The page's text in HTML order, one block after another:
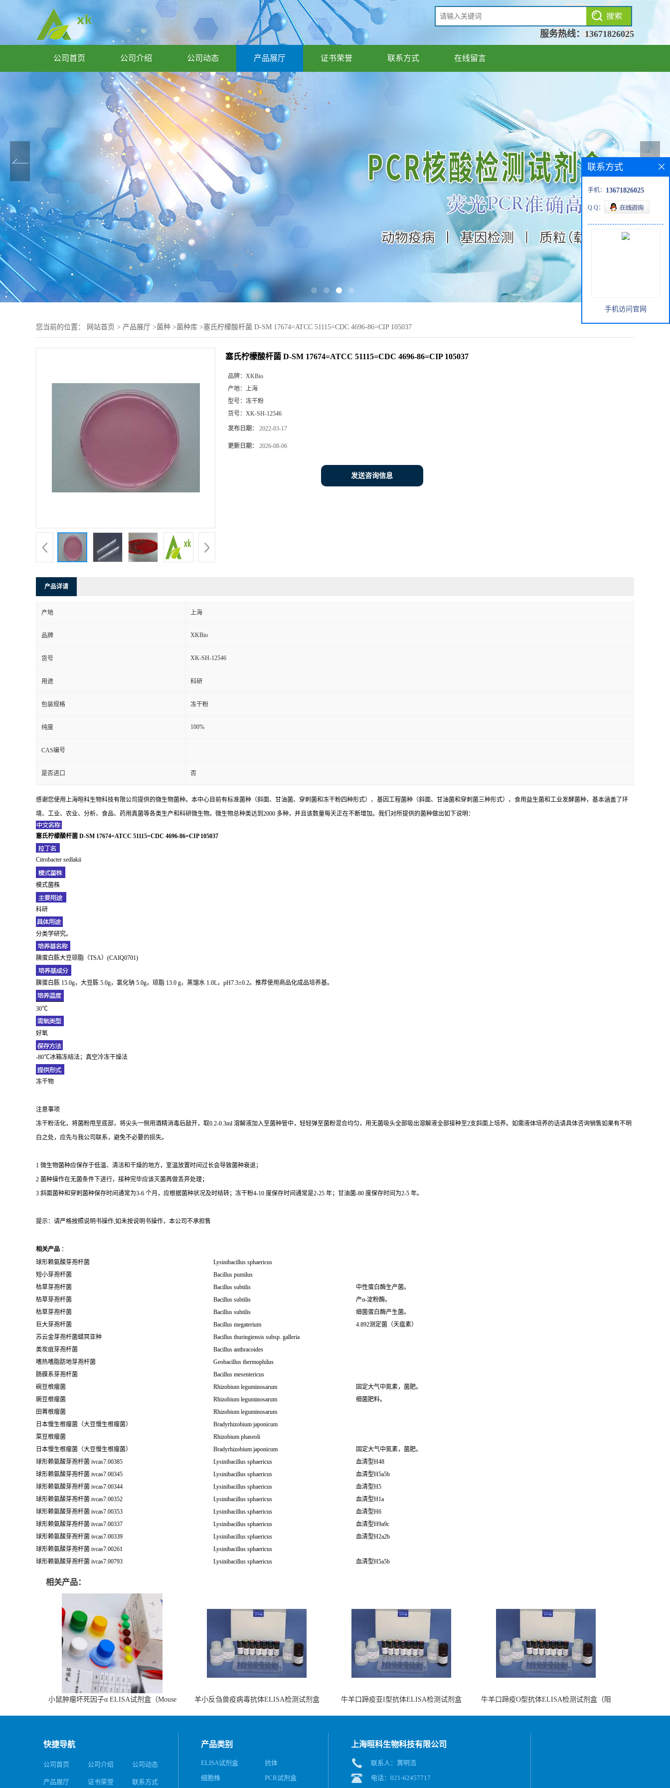
服务热线：13671826025
公司首页 公司介绍 公司动态 产品展厅 证书荣誉 联系方式 在线留言
您当前的位置： 网站首页 > 产品展厅 >菌种 >菌种库 >塞氏柠檬酸杆菌 D-SM 17674=ATCC 51115=CDC 4696-86=CIP 105037
塞氏柠檬酸杆菌 D-SM 17674=ATCC 51115=CDC 4696-86=CIP 105037
品牌： XKBio
产地： 上海
型号： 冻干粉
货号： XK-SH-12546
发布日期： 2022-03-17
更新日期： 2026-08-06
发送咨询信息
产品详请
产地 上海
品牌 XKBio
货号 XK-SH-12546
用途 科研
包装规格 冻干粉
纯度 100%
CAS编号
是否进口 否
感谢您使用上海晅科生物科技有限公司提供的微生物菌种。本中心目前有标准菌种（斜面、甘油菌、穿刺菌和冻干粉四种形式）、基因工程菌种（斜面、甘油菌和穿刺菌三种形式）、食用益生菌和工业发酵菌种，基本涵盖了环
境、工业、农业、分析、食品、药用真菌等各类生产和科研微生物。微生物总种类达到2000 多种，并且该数量每天正在不断增加。我们对所提供的菌种做出如下说明：
塞氏柠檬酸杆菌 D-SM 17674=ATCC 51115=CDC 4696-86=CIP 105037
Citrobacter sedlakii
模式菌株
科研
分类学研究。
胰蛋白胨大豆琼脂（TSA）(CAIQ0701)
胰蛋白胨 15.0g，大豆胨 5.0g，氯化钠 5.0g，琼脂 13.0 g，蒸馏水 1.0L，pH7.3±0.2。推荐使用商品化成品培养基。
30℃
好氧
-80℃冰箱冻结法；真空冷冻干燥法
冻干物
注意事项
冻干粉活化，将菌粉甩至底部，将尖头一侧用酒精消毒后敲开，取0.2-0.3ml 溶解液加入至菌种管中，轻轻弹至菌粉混合均匀，用无菌吸头全部吸出溶解液全部接种至2支斜面上培养。如需液体培养的话请具体咨询销售如果有不明
白之处，应先与我公司联系，避免不必要的损失。
1 微生物菌种应保存于低温、清洁和干燥的地方，室温放置时间过长会导致菌种衰退；
2 菌种操作在无菌条件下进行，接种完毕应该灭菌再做丢弃处理；
3 斜面菌种和穿刺菌种保存时间通常为3-6 个月，应根据菌种状况及时结转；冻干粉4-10 度保存时间通常是2-25 年；甘油菌-80 度保存时间为2-5 年。
提示：请严格按照说明书操作,如未按说明书操作，本公司不承担售
相关产品 ：
球形赖氨酸芽孢杆菌
Lysinibacillus sphaericus
短小芽孢杆菌
Bacillus pumilus
枯草芽孢杆菌
Bacillus subtilis
中性蛋白酶生产菌。
枯草芽孢杆菌
Bacillus subtilis
产α-淀粉酶。
枯草芽孢杆菌
Bacillus subtilis
细菌蛋白酶产生菌。
巨大芽孢杆菌
Bacillus megaterium
4.892测定菌（天瘟素）
苏云金芽孢杆菌蜡冥亚种
Bacillus thuringiensis subsp. galleria
类炭疽芽孢杆菌
Bacillus anthracoides
嗜热嗜脂肪地芽孢杆菌
Geobacillus thermophilus
肠膜系芽孢杆菌
Bacillus mesentericus
碗豆根瘤菌
Rhizobium leguminosarum
固定大气中氮素，菌肥。
豌豆根瘤菌
Rhizobium leguminosarum
细菌肥料。
田菁根瘤菌
Rhizobium leguminosarum
日本慢生根瘤菌（大豆慢生根瘤菌）
Bradyrhizobium japonicum
菜豆根瘤菌
Rhizobium phaseoli
日本慢生根瘤菌（大豆慢生根瘤菌）
Bradyrhizobium japonicum
固定大气中氮素，菌肥。
球形赖氨酸芽孢杆菌 ivcas7.00385
Lysinibacillus sphaericus
血清型H48
球形赖氨酸芽孢杆菌 ivcas7.00345
Lysinibacillus sphaericus
血清型H5a5b
球形赖氨酸芽孢杆菌 ivcas7.00344
Lysinibacillus sphaericus
血清型H5
球形赖氨酸芽孢杆菌 ivcas7.00352
Lysinibacillus sphaericus
血清型H1a
球形赖氨酸芽孢杆菌 ivcas7.00353
Lysinibacillus sphaericus
血清型H6
球形赖氨酸芽孢杆菌 ivcas7.00337
Lysinibacillus sphaericus
血清型H9a9c
球形赖氨酸芽孢杆菌 ivcas7.00339
Lysinibacillus sphaericus
血清型H2a2b
球形赖氨酸芽孢杆菌 ivcas7.00261
Lysinibacillus sphaericus
球形赖氨酸芽孢杆菌 ivcas7.00793
Lysinibacillus sphaericus 血清型H5a5b
相关产品：
小鼠肿瘤坏死因子α ELISA试剂盒（Mouse
羊小反刍兽疫病毒抗体ELISA检测试剂盒
牛羊口蹄疫亚I型抗体ELISA检测试剂盒
牛羊口蹄疫O型抗体ELISA检测试剂盒（阻
联系方式
手机： 13671826025
Q Q：
手机访问官网
快捷导航
公司首页 公司介绍 公司动态
产品展厅 证书荣誉 联系方式
产品类别
ELISA试剂盒
抗体
细胞株
PCR试剂盒
上海晅科生物科技有限公司
联系人：黄明浩
电话：021-62457717